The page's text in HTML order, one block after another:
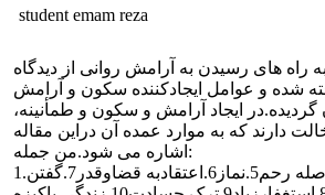
student emam reza
راه های رسیدن به آرامش روانی از دیدگاه
شده و عوامل ایجادکننده سکون و آرامش
ایجاد آرامش و سکون و طمأنینه،
دارند که به موارد عمده آن دراین مقاله
اشاره می شود.من جمله:
1.صبر2.توبه3.دعا4.صله رحم5.نماز6.اعتقادبه قضاوقدر7.گفتن